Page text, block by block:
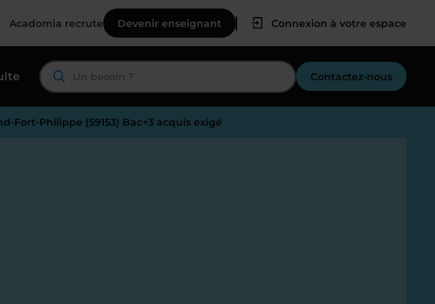
Acadomia recrute Devenir enseignant Connexion à votre espace
Contactez-nous
Fort-Philippe (59153) Bac+3 acquis exigé